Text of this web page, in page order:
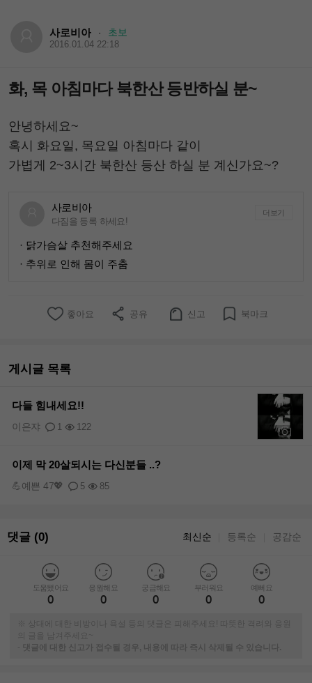
사로비아 · 초보
2016.01.04 22:18
화, 목 아침마다 북한산 등반하실 분~
안녕하세요~
혹시 화요일, 목요일 아침마다 같이
가볍게 2~3시간 북한산 등산 하실 분 계신가요~?
사로비아
다짐을 등록 하세요!
더보기
· 닭가슴살 추천해주세요
· 추위로 인해 몸이 주춤
좋아요 공유 신고 북마크
게시글 목록
다들 힘내세요!!
1 122
이은쟈
이제 막 20살되시는 다신분들 ..?
5 85
💪예쁜 47💖
댓글 (0) 최신순 등록순 공감순
도움됐어요
0
응원해요
0
궁금해요
0
부러워요
0
예뻐요
0
※ 상대에 대한 비방이나 욕설 등의 댓글은 피해주세요! 따뜻한 격려와 응원
의 글을 남겨주세요~
-
댓글에 대한 신고가 접수될 경우, 내용에 따라 즉시 삭제될 수 있습니다.